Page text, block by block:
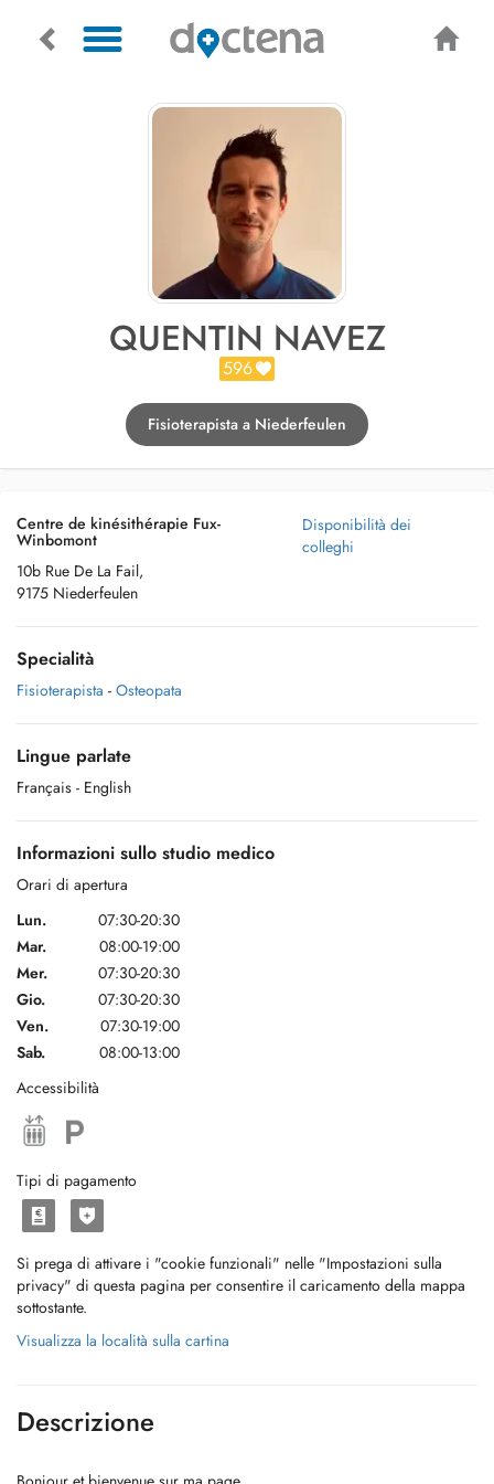
QUENTIN NAVEZ
596
Fisioterapista a Niederfeulen
Centre de kinésithérapie Fux-
Winbomont
10b Rue De La Fail,
9175 Niederfeulen
Disponibilità dei
colleghi
Specialità
Fisioterapista - Osteopata
Lingue parlate
Français - English
Informazioni sullo studio medico
Orari di apertura
Lun.
07:30-20:30
Mar.
08:00-19:00
Mer.
07:30-20:30
Gio.
07:30-20:30
Ven.
07:30-19:00
Sab.
08:00-13:00
Accessibilità
Tipi di pagamento
Si prega di attivare i "cookie funzionali" nelle "Impostazioni sulla
privacy" di questa pagina per consentire il caricamento della mappa
sottostante.
Visualizza la località sulla cartina
Descrizione